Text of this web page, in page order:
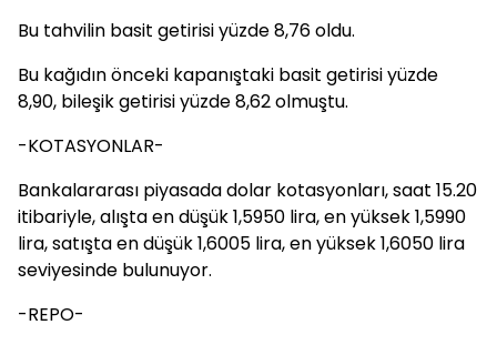
Bu tahvilin basit getirisi yüzde 8,76 oldu.
Bu kağıdın önceki kapanıştaki basit getirisi yüzde
8,90, bileşik getirisi yüzde 8,62 olmuştu.
-KOTASYONLAR-
Bankalararası piyasada dolar kotasyonları, saat 15.20
itibariyle, alışta en düşük 1,5950 lira, en yüksek 1,5990
lira, satışta en düşük 1,6005 lira, en yüksek 1,6050 lira
seviyesinde bulunuyor.
-REPO-